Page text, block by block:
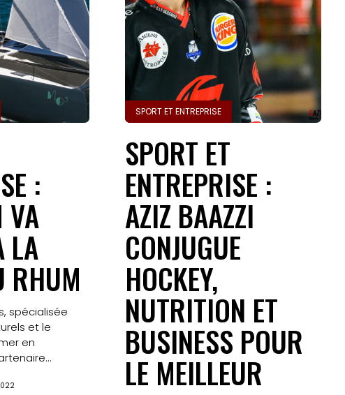
:
VA
LA
RHUM
spécialisée
et le
en
SPORT ET ENTREPRISE
SPORT ET
ENTREPRISE :
AZIZ BAAZZI
CONJUGUE
HOCKEY,
NUTRITION ET
BUSINESS POUR
LE MEILLEUR